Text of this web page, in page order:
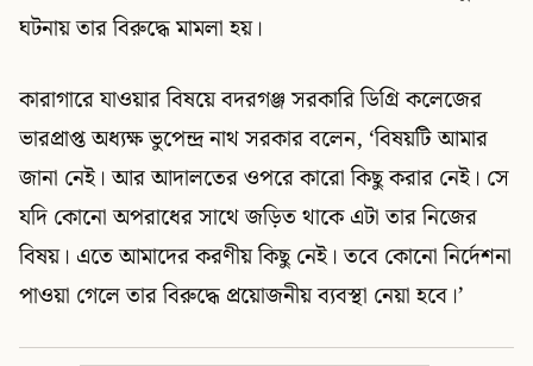
ঘটনায় তার বিরুদ্ধে মামলা হয়।
কারাগারে যাওয়ার বিষয়ে বদরগঞ্জ সরকারি ডিগ্রি কলেজের
ভারপ্রাপ্ত অধ্যক্ষ ভুপেন্দ্র নাথ সরকার বলেন, ‘বিষয়টি আমার
জানা নেই। আর আদালতের ওপরে কারো কিছু করার নেই। সে
যদি কোনো অপরাধের সাথে জড়িত থাকে এটা তার নিজের
বিষয়। এতে আমাদের করণীয় কিছু নেই। তবে কোনো নির্দেশনা
পাওয়া গেলে তার বিরুদ্ধে প্রয়োজনীয় ব্যবস্থা নেয়া হবে।’